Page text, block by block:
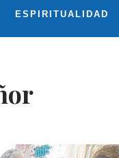
ESPIRITUALIDAD